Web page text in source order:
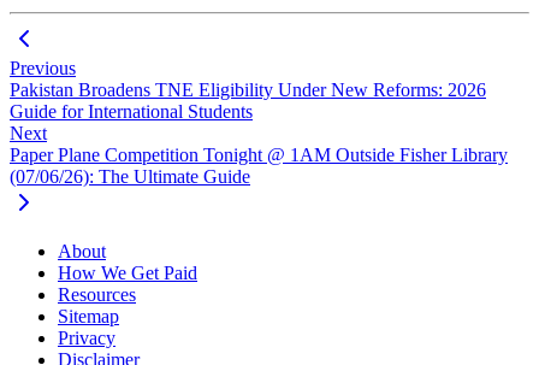
Previous
Pakistan Broadens TNE Eligibility Under New Reforms: 2026
Guide for International Students
Next
Paper Plane Competition Tonight @ 1AM Outside Fisher Library
(07/06/26): The Ultimate Guide
About
How We Get Paid
Resources
Sitemap
Privacy
Disclaimer